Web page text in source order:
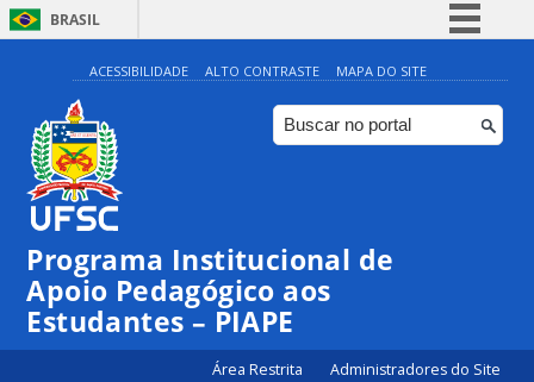
BRASIL
Simplifique!
Comunica BR
Participe
Canais
ACESSIBILIDADE ALTO CONTRASTE MAPA DO SITE
Programa Institucional de
Apoio Pedagógico aos
Estudantes – PIAPE
Área Restrita Administradores do Site